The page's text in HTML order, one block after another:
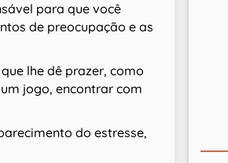
para que você
de preocupação e as
lhe dê prazer, como
jogo, encontrar com
do estresse,